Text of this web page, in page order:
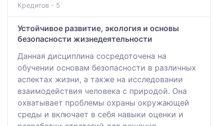
Кредитов - 5
Устойчивое развитие, экология и основы
безопасности жизнедеятельности
Данная дисциплина сосредоточена на
обучении основам безопасности в различных
аспектах жизни, а также на исследовании
взаимодействия человека с природой. Она
охватывает проблемы охраны окружающей
среды и включает в себя навыки оценки и